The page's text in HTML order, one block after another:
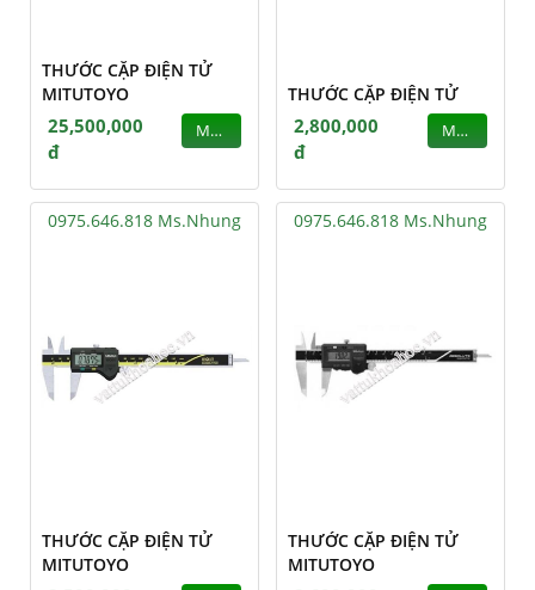
THƯỚC CẶP ĐIỆN TỬ
MITUTOYO
25,500,000
đ
MUA
THƯỚC CẶP ĐIỆN TỬ
2,800,000
đ
MUA
0975.646.818 Ms.Nhung
THƯỚC CẶP ĐIỆN TỬ
MITUTOYO
0975.646.818 Ms.Nhung
THƯỚC CẶP ĐIỆN TỬ
MITUTOYO